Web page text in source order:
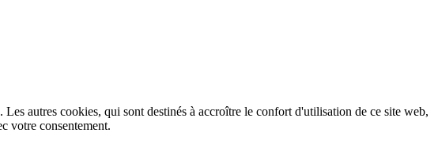
autres cookies, qui sont destinés à accroître le confort d'utilisation de ce site web,
votre consentement.